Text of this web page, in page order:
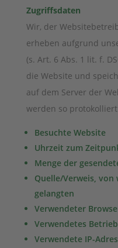
Zugriffsdaten
Wir, der
erheben aufgrund
(s. Art. 6 Abs. 1 lit. f.
die Website und
auf dem Server der
werden so protokolliert:
Besuchte Website
Uhrzeit zum
Menge der
Quelle/Verweis, von
gelangten
Verwendeter
Verwendetes
Verwendete IP-